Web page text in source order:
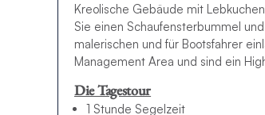
Kreolische Gebäude mit
Sie einen Schaufensterbummel
malerischen und für Bootsfahrer
Management Area und sind ein
Die Tagestour
1 Stunde Segelzeit